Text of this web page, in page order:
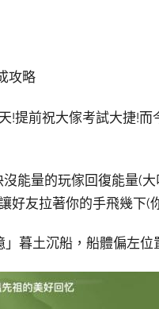
攻略
!提前祝大傢考試大捷!
能量的玩傢回復能量(
好友拉著你的手飛幾下(
暮土沉船，船體偏左位